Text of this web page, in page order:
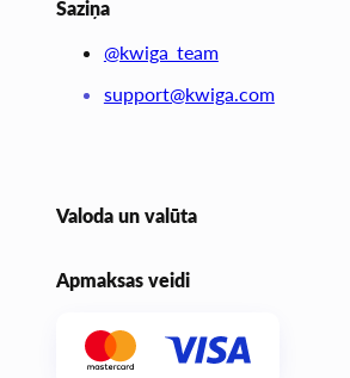
Saziņa
@kwiga_team
support@kwiga.com
Valoda un valūta
Apmaksas veidi